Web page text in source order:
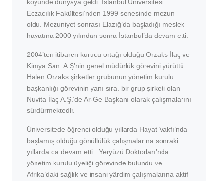
köyünde dünyaya geldi. İstanbul Üniversitesi
Eczacılık Fakültesi’nden 1999 senesinde mezun
oldu. Mezuniyet sonrası Elazığ’da başladığı meslek
hayatına 2000 yılından sonra İstanbul’da devam etti.
2004’ten itibaren kurucu ortağı olduğu Orzaks İlaç ve
Kimya San. A.Ş’nin genel müdürlük görevini yürüttü.
Halen Orzaks şirketler grubunun yönetim kurulu
başkanlığı görevinin yanı sıra, bir grup şirketi olan
Nuvita İlaç A.Ş.’de Ar-Ge Başkanı olarak çalışmalarını
sürdürmektedir.
Üniversitede öğrenci olduğu yıllarda Hayat Vakfı’nda
başlamış olduğu gönüllülük çalışmalarına sonraki
yıllarda da devam etti. Yeryüzü Doktorları’nda
yönetim kurulu üyeliği görevinde bulundu ve
Afrika’daki sağlık ve insani yârdim çalışmalarına aktif